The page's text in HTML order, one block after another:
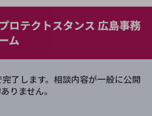
事務所 669
件
更新日 :
2026年07月31日
ロテクトスタンス 広島事務
ム
完了します。相談内容が一般に公開
りません。